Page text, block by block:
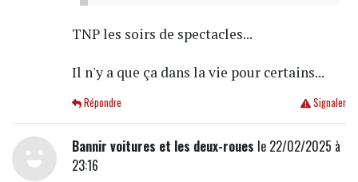
TNP les soirs de spectacles...
Il n'y a que ça dans la vie pour certains...
Signaler
Répondre
Bannir voitures et les deux-roues le 22/02/2025 à
23:16